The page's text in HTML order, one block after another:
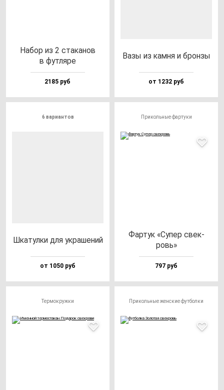
Набор из 2 ста­ка­нов
в фут­ля­ре
2185 руб
Вазы из кам­ня и брон­зы
от 1232 руб
6 вариантов
Шка­тул­ки для ук­ра­ше­ний
от 1050 руб
Прикольные фартуки
Фар­тук «Супер свек­
ровь»
797 руб
Термокружки Прикольные женские футболки